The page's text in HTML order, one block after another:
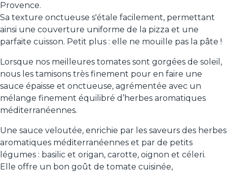
Provence.
Sa texture onctueuse s'étale facilement, permettant
ainsi une couverture uniforme de la pizza et une
parfaite cuisson. Petit plus : elle ne mouille pas la pâte !
Lorsque nos meilleures tomates sont gorgées de soleil,
nous les tamisons très finement pour en faire une
sauce épaisse et onctueuse, agrémentée avec un
mélange finement équilibré d’herbes aromatiques
méditerranéennes.
Une sauce veloutée, enrichie par les saveurs des herbes
aromatiques méditerranéennes et par de petits
légumes : basilic et origan, carotte, oignon et céleri.
Elle offre un bon goût de tomate cuisinée,